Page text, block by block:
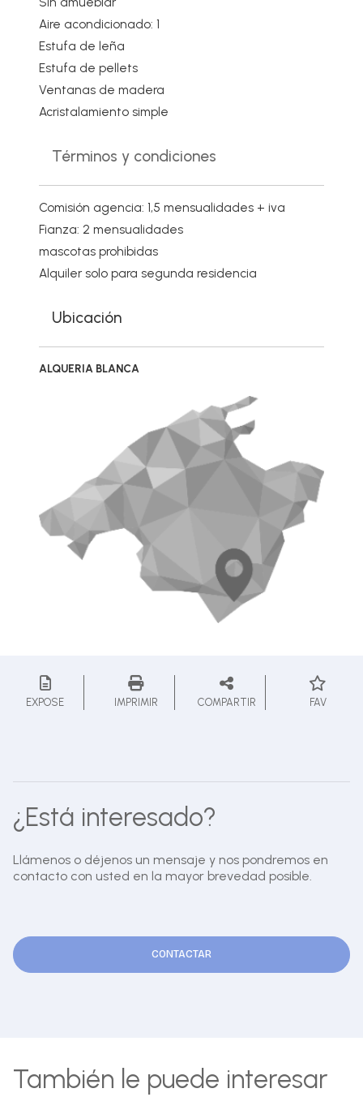
Aire acondicionado: 1
Estufa de leña
Estufa de pellets
Ventanas de madera
Acristalamiento simple
Términos y condiciones
Comisión agencia: 1,5 mensualidades + iva
Fianza: 2 mensualidades
mascotas prohibidas
Alquiler solo para segunda residencia
Ubicación
ALQUERIA BLANCA
EXPOSE IMPRIMIR COMPARTIR FAV
¿Está interesado?
Llámenos o déjenos un mensaje y nos pondremos en
contacto con usted en la mayor brevedad posible.
CONTACTAR
También le puede interesar